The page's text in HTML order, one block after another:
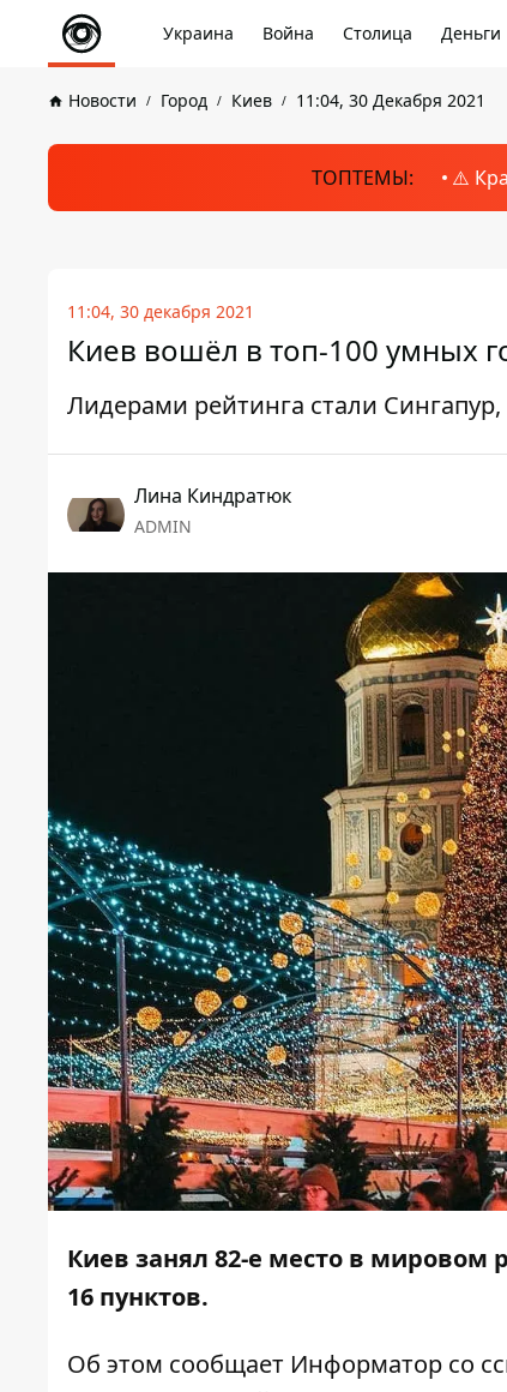
Украина Война Столица Деньги
Новости Город Киев 11:04, 30 Декабря 2021
ТОПТЕМЫ: ⚠️
11:04, 30 декабря 2021
Киев вошёл в топ-100 умных
Лидерами рейтинга стали
Лина Киндратюк
ADMIN
Киев занял 82-е место в мировом
16 пунктов.
Об этом сообщает Информатор со